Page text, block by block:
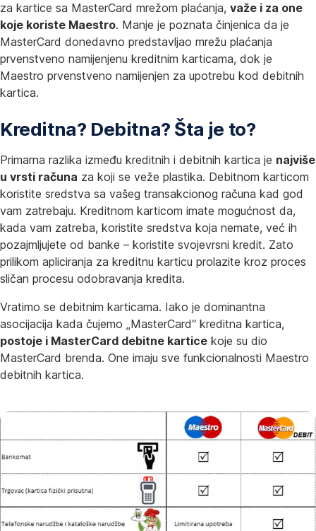
za kartice sa MasterCard mrežom plaćanja, važe i za one
koje koriste Maestro. Manje je poznata činjenica da je
MasterCard donedavno predstavljao mrežu plaćanja
prvenstveno namijenjenu kreditnim karticama, dok je
Maestro prvenstveno namijenjen za upotrebu kod debitnih
kartica.
Kreditna? Debitna? Šta je to?
Primarna razlika između kreditnih i debitnih kartica je najviše
u vrsti računa za koji se veže plastika. Debitnom karticom
koristite sredstva sa vašeg transakcionog računa kad god
vam zatrebaju. Kreditnom karticom imate mogućnost da,
kada vam zatreba, koristite sredstva koja nemate, već ih
pozajmljujete od banke – koristite svojevrsni kredit. Zato
prilikom apliciranja za kreditnu karticu prolazite kroz proces
sličan procesu odobravanja kredita.
Vratimo se debitnim karticama. Iako je dominantna
asocijacija kada čujemo „MasterCard“ kreditna kartica,
postoje i MasterCard debitne kartice koje su dio
MasterCard brenda. One imaju sve funkcionalnosti Maestro
debitnih kartica.